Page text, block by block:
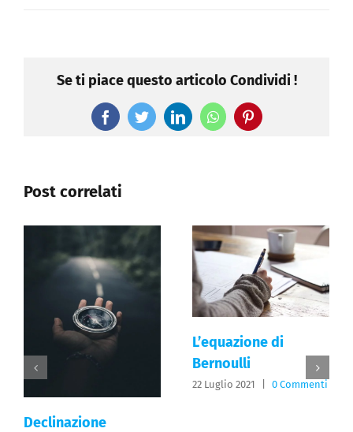
Se ti piace questo articolo Condividi !
FacebookTwitterLinkedInWhatsAppPinterest
Post correlati
Declinazione
L’equazione di
Bernoulli
22 Luglio 2021 0 Commenti